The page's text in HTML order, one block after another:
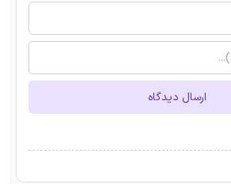
ارسال دیدگاه